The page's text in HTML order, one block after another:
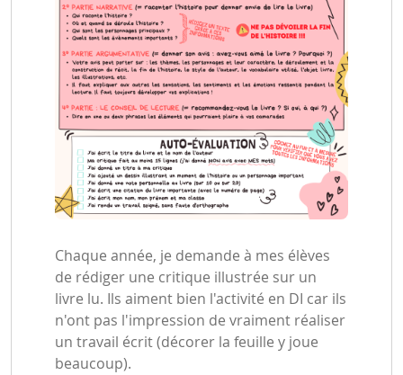
Chaque année, je demande à mes élèves
de rédiger une critique illustrée sur un
livre lu. Ils aiment bien l'activité en DI car ils
n'ont pas l'impression de vraiment réaliser
un travail écrit (décorer la feuille y joue
beaucoup).